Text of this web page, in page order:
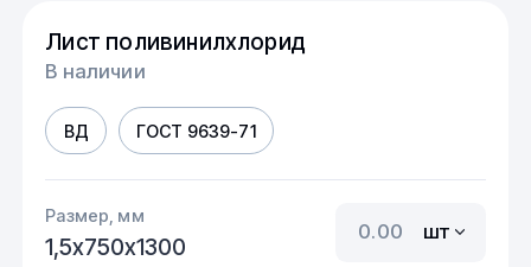
Лист поливинилхлорид
В наличии
ВД ГОСТ 9639-71
Размер, мм
1,5х750х1300
шт